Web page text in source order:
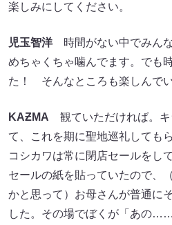
楽しみにしてください。
児玉智洋時間がない中でみんな
めちゃくちゃ噛んでます。でも
た！ そんなところも楽しんで
KAƵMA 観ていただければ。キ
て、これを期に聖地巡礼しても
コシカワは常に閉店セールをし
セールの紙を貼っていたので、
かと思って）お母さんが普通に
した。その場でぼくが「あの